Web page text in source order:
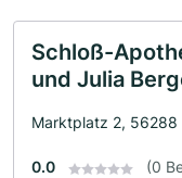
Schloß-
und Julia
Marktplatz 2, 56288
0.0 (0